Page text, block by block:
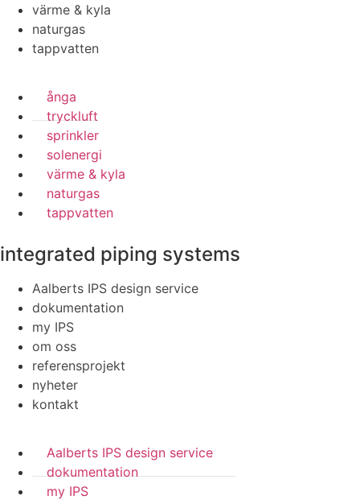
värme & kyla
naturgas
tappvatten
ånga
tryckluft
sprinkler
solenergi
värme & kyla
naturgas
tappvatten
integrated piping systems
Aalberts IPS design service
dokumentation
my IPS
om oss
referensprojekt
nyheter
kontakt
Aalberts IPS design service
dokumentation
my IPS